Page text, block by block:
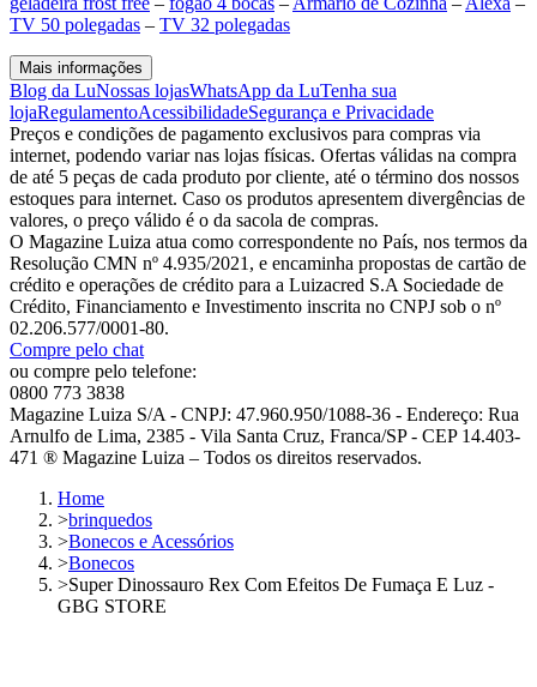
TV 50 polegadas – TV 32 polegadas
Mais informações
Blog da LuNossas lojasWhatsApp da LuTenha sua
lojaRegulamentoAcessibilidadeSegurança e Privacidade
Preços e condições de pagamento exclusivos para compras via
internet, podendo variar nas lojas físicas. Ofertas válidas na compra
de até 5 peças de cada produto por cliente, até o término dos nossos
estoques para internet. Caso os produtos apresentem divergências de
valores, o preço válido é o da sacola de compras.
O Magazine Luiza atua como correspondente no País, nos termos da
Resolução CMN nº 4.935/2021, e encaminha propostas de cartão de
crédito e operações de crédito para a Luizacred S.A Sociedade de
Crédito, Financiamento e Investimento inscrita no CNPJ sob o nº
02.206.577/0001-80.
Compre pelo chat
ou compre pelo telefone:
0800 773 3838
Magazine Luiza S/A - CNPJ: 47.960.950/1088-36 - Endereço: Rua
Arnulfo de Lima, 2385 - Vila Santa Cruz, Franca/SP - CEP 14.403-
471 ® Magazine Luiza – Todos os direitos reservados.
Home
>brinquedos
>Bonecos e Acessórios
>Bonecos
>Super Dinossauro Rex Com Efeitos De Fumaça E Luz -
GBG STORE